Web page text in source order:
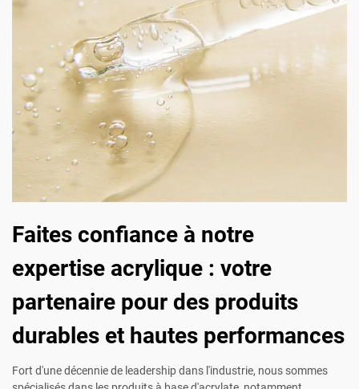
Faites confiance à notre
expertise acrylique : votre
partenaire pour des produits
durables et hautes performances
Fort d'une décennie de leadership dans l'industrie, nous sommes